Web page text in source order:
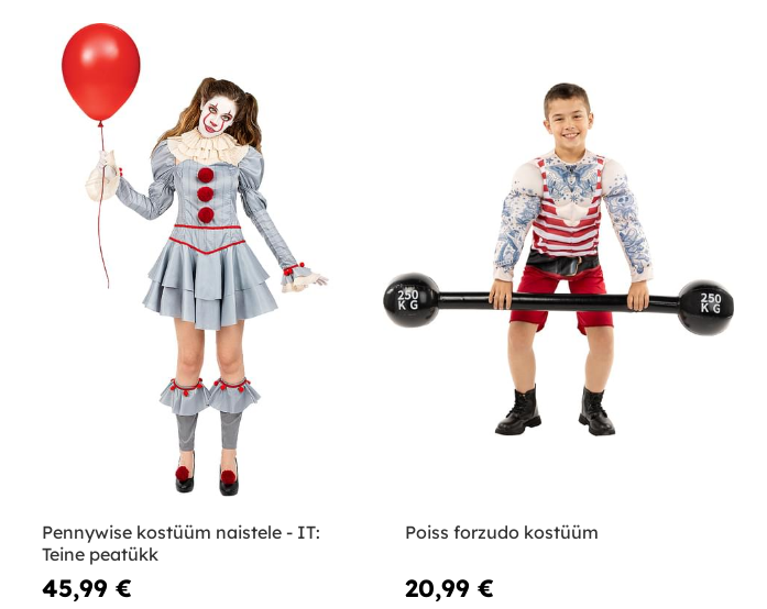
Pennywise kostüüm naistele - IT:
Teine peatükk
45,99 €
Poiss forzudo kostüüm
20,99 €